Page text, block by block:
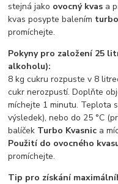
stejná jako ovocný kvas a
kvas posypte balením
promíchejte.
Pokyny pro založení 25
alkoholu):
8 kg cukru rozpuste v 8
cukr nerozpustí. Doplňte
míchejte 1 minutu. Teplota
výsledek), nebo do 25 °C
balíček Turbo Kvasnic a
Použití do ovocného
promíchejte.
Tip pro získání